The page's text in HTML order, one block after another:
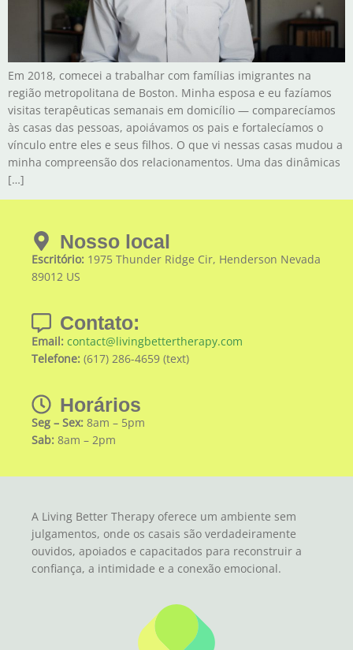
Em 2018, comecei a trabalhar com famílias imigrantes na
região metropolitana de Boston. Minha esposa e eu fazíamos
visitas terapêuticas semanais em domicílio — comparecíamos
às casas das pessoas, apoiávamos os pais e fortalecíamos o
vínculo entre eles e seus filhos. O que vi nessas casas mudou a
minha compreensão dos relacionamentos. Uma das dinâmicas
[…]
Nosso local
Escritório: 1975 Thunder Ridge Cir, Henderson Nevada
89012 US
Contato:
Email: contact@livingbettertherapy.com
Telefone: (617) 286-4659 (text)
Horários
Seg – Sex: 8am – 5pm
Sab: 8am – 2pm
A Living Better Therapy oferece um ambiente sem
julgamentos, onde os casais são verdadeiramente
ouvidos, apoiados e capacitados para reconstruir a
confiança, a intimidade e a conexão emocional.